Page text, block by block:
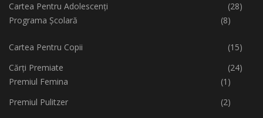
Cartea Pentru Adolescenți
(28)
Programa Școlară
(8)
Cartea Pentru Copii
(15)
Cărți Premiate
(24)
Premiul Femina
(1)
Premiul Pulitzer
(2)